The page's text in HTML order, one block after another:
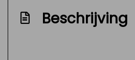
Exterieur
Beschrijving